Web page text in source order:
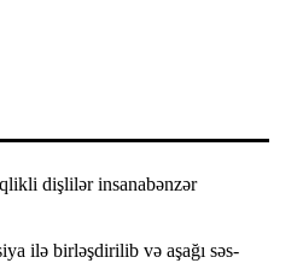
dişlilər insanabənzər
ilə birləşdirilib və aşağı səs-